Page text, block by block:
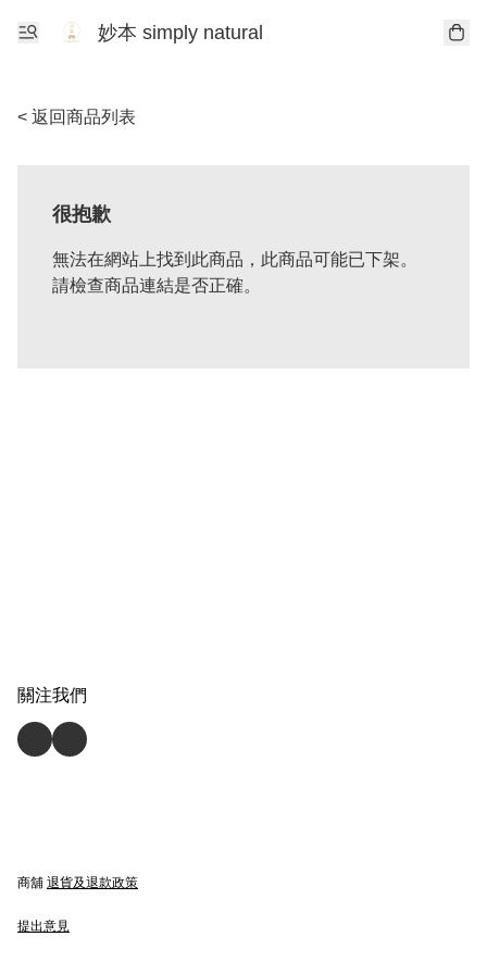
妙本 simply natural
< 返回商品列表
很抱歉
無法在網站上找到此商品，此商品可能已下架。
請檢查商品連結是否正確。
關注我們
商舖 退貨及退款政策
提出意見